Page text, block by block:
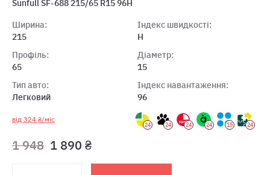
Sunfull SF-688 215/65 R15 96H
Ширина:
215
Профіль:
65
Тип авто:
Легковий
Індекс швидкості:
H
Діаметр:
15
Індекс навантаження:
96
від 324 ₴/міс
24 24 24 24 15 24
1 948 1 890 ₴